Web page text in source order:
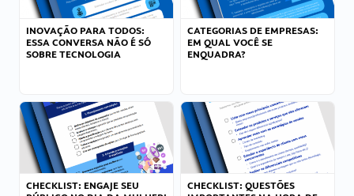
INOVAÇÃO PARA TODOS:
ESSA CONVERSA NÃO É SÓ
SOBRE TECNOLOGIA
CATEGORIAS DE EMPRESAS:
EM QUAL VOCÊ SE
ENQUADRA?
CHECKLIST: ENGAJE SEU
CHECKLIST: QUESTÕES